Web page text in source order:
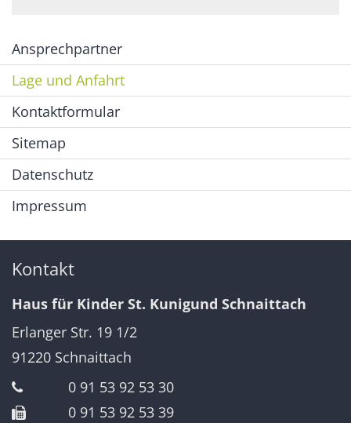
Ansprechpartner
Lage und Anfahrt
Kontaktformular
Sitemap
Datenschutz
Impressum
Kontakt
Haus für Kinder St. Kunigund Schnaittach
Erlanger Str. 19 1/2
91220 Schnaittach
0 91 53 92 53 30
0 91 53 92 53 39